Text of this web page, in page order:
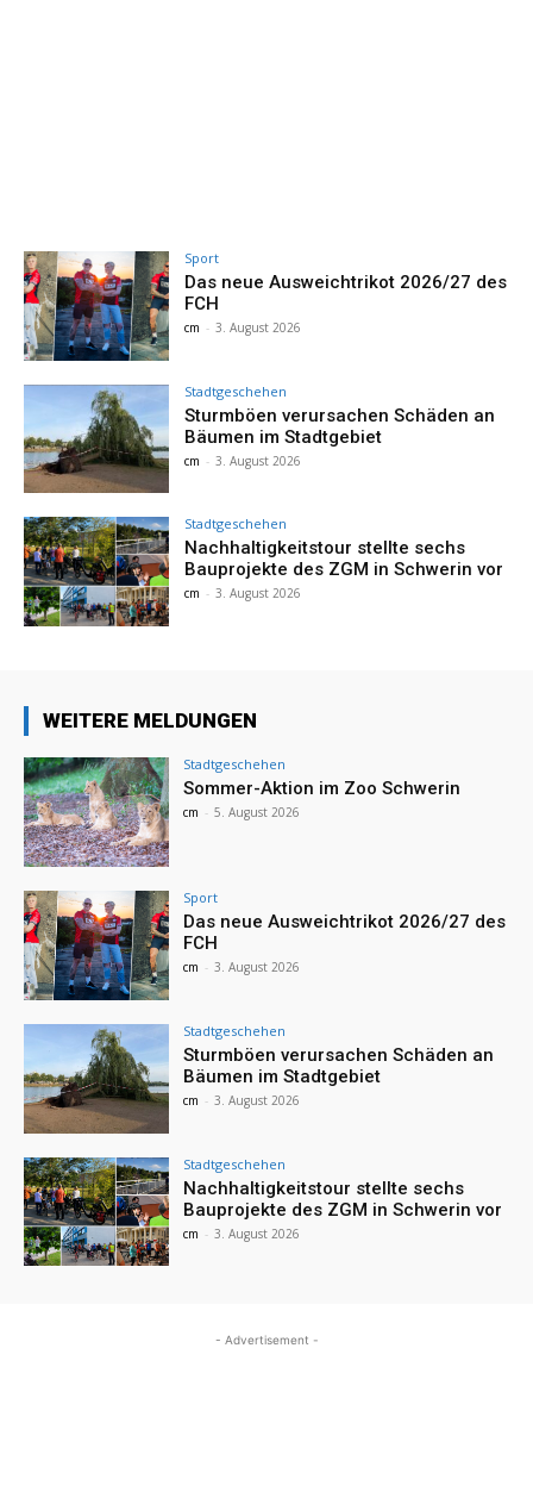
Sport
Das neue Ausweichtrikot 2026/27 des
FCH
cm - 3. August 2026
Stadtgeschehen
Sturmböen verursachen Schäden an
Bäumen im Stadtgebiet
cm - 3. August 2026
Stadtgeschehen
Nachhaltigkeitstour stellte sechs
Bauprojekte des ZGM in Schwerin vor
cm - 3. August 2026
WEITERE MELDUNGEN
Stadtgeschehen
Sommer-Aktion im Zoo Schwerin
cm - 5. August 2026
Sport
Das neue Ausweichtrikot 2026/27 des
FCH
cm - 3. August 2026
Stadtgeschehen
Sturmböen verursachen Schäden an
Bäumen im Stadtgebiet
cm - 3. August 2026
Stadtgeschehen
Nachhaltigkeitstour stellte sechs
Bauprojekte des ZGM in Schwerin vor
cm - 3. August 2026
- Advertisement -